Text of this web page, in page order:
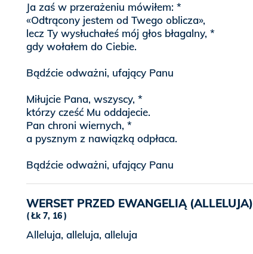
Ja zaś w przerażeniu mówiłem: *
«Odtrącony jestem od Twego oblicza»,
lecz Ty wysłuchałeś mój głos błagalny, *
gdy wołałem do Ciebie.
Bądźcie odważni, ufający Panu
Miłujcie Pana, wszyscy, *
którzy cześć Mu oddajecie.
Pan chroni wiernych, *
a pysznym z nawiązką odpłaca.
Bądźcie odważni, ufający Panu
WERSET PRZED EWANGELIĄ (ALLELUJA)
Łk 7, 16
Alleluja, alleluja, alleluja